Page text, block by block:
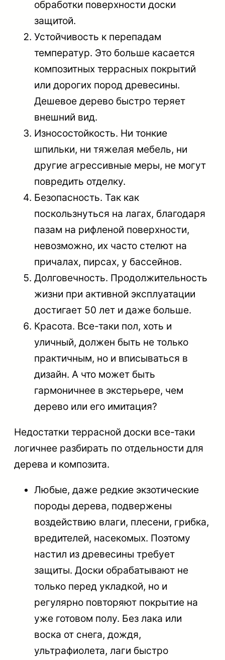
обработки поверхности доски
защитой.
Устойчивость к перепадам
температур. Это больше касается
композитных террасных покрытий
или дорогих пород древесины.
Дешевое дерево быстро теряет
внешний вид.
Износостойкость. Ни тонкие
шпильки, ни тяжелая мебель, ни
другие агрессивные меры, не могут
повредить отделку.
Безопасность. Так как
поскользнуться на лагах, благодаря
пазам на рифленой поверхности,
невозможно, их часто стелют на
причалах, пирсах, у бассейнов.
Долговечность. Продолжительность
жизни при активной эксплуатации
достигает 50 лет и даже больше.
Красота. Все-таки пол, хоть и
уличный, должен быть не только
практичным, но и вписываться в
дизайн. А что может быть
гармоничнее в экстерьере, чем
дерево или его имитация?
Недостатки террасной доски все-таки
логичнее разбирать по отдельности для
дерева и композита.
Любые, даже редкие экзотические
породы дерева, подвержены
воздействию влаги, плесени, грибка,
вредителей, насекомых. Поэтому
настил из древесины требует
защиты. Доски обрабатывают не
только перед укладкой, но и
регулярно повторяют покрытие на
уже готовом полу. Без лака или
воска от снега, дождя,
ультрафиолета, лаги быстро